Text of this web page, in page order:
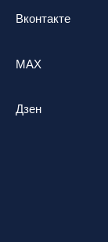
Вконтакте
MAX
Дзен